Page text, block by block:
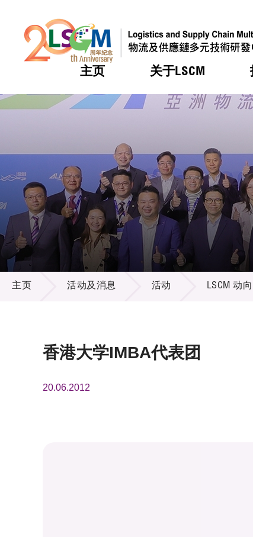
主页 关于LSCM
热门 机
组
组织
董
研究
招
热门 服务
可
应
重点
热门 合
资
资助
税
申请
评审
征
项
热门 活动
奖项
新
媒体
新闻
资讯
多媒
出版
热门 会
会
会员
活动及消息
主页 活动及消息 活动 LSCM 动向
香港大学IMBA代表团
20.06.2012